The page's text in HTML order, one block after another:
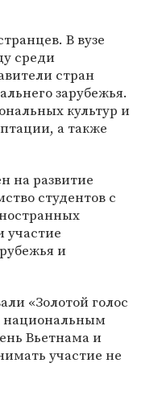
В вузе
среди
стран
зарубежья.
культур и
а также
на развитие
студентов с
участие
и
«Золотой голос
национальным
Вьетнама и
участие не